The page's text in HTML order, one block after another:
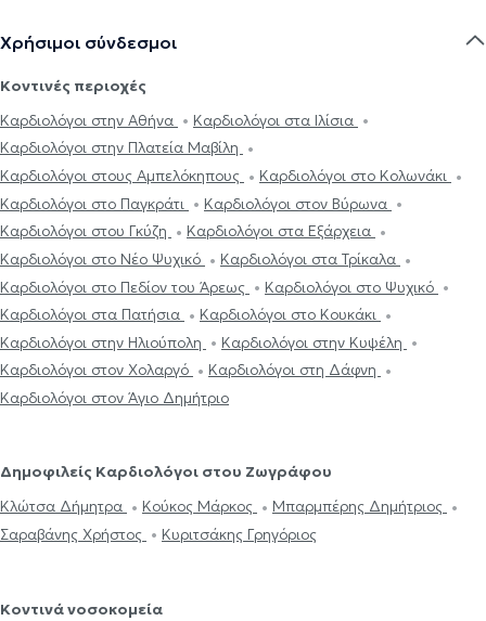
Χρήσιμοι σύνδεσμοι
Κοντινές περιοχές
Καρδιολόγοι στην Αθήνα
Καρδιολόγοι στα Ιλίσια
Καρδιολόγοι στην Πλατεία Μαβίλη
Καρδιολόγοι στους Αμπελόκηπους
Καρδιολόγοι στο Κολωνάκι
Καρδιολόγοι στο Παγκράτι
Καρδιολόγοι στον Βύρωνα
Καρδιολόγοι στου Γκύζη
Καρδιολόγοι στα Εξάρχεια
Καρδιολόγοι στο Νέο Ψυχικό
Καρδιολόγοι στα Τρίκαλα
Καρδιολόγοι στο Πεδίον του Άρεως
Καρδιολόγοι στο Ψυχικό
Καρδιολόγοι στα Πατήσια
Καρδιολόγοι στο Κουκάκι
Καρδιολόγοι στην Ηλιούπολη
Καρδιολόγοι στην Κυψέλη
Καρδιολόγοι στον Χολαργό
Καρδιολόγοι στη Δάφνη
Καρδιολόγοι στον Άγιο Δημήτριο
Δημοφιλείς Καρδιολόγοι στου Ζωγράφου
Κλώτσα Δήμητρα
Κούκος Μάρκος
Μπαρμπέρης Δημήτριος
Σαραβάνης Χρήστος
Κυριτσάκης Γρηγόριος
Κοντινά νοσοκομεία